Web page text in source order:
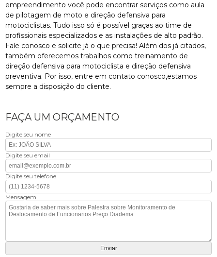
empreendimento você pode encontrar serviços como aula
de pilotagem de moto e direção defensiva para
motociclistas. Tudo isso só é possível graças ao time de
profissionais especializados e as instalações de alto padrão.
Fale conosco e solicite já o que precisa! Além dos já citados,
também oferecemos trabalhos como treinamento de
direção defensiva para motociclista e direção defensiva
preventiva. Por isso, entre em contato conosco,estamos
sempre a disposição do cliente.
FAÇA UM ORÇAMENTO
Digite seu nome
Digite seu email
Digite seu telefone
Mensagem